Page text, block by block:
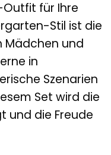
für Ihre
Stil ist die
Mädchen und
in
Szenarien
Set wird die
und die Freude